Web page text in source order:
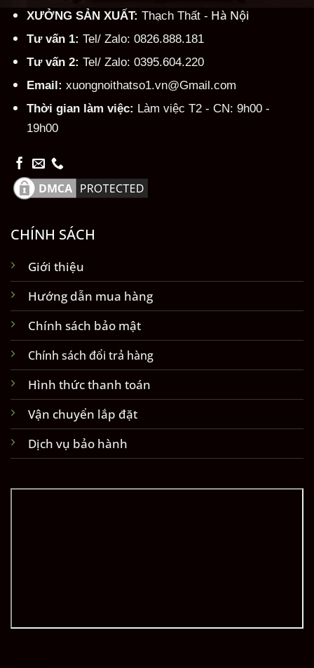
XƯỞNG SẢN XUẤT: Thạch Thất - Hà Nội
Tư vấn 1: Tel/ Zalo: 0826.888.181
Tư vấn 2: Tel/ Zalo: 0395.604.220
Email: xuongnoithatso1.vn@Gmail.com
Thời gian làm việc: Làm việc T2 - CN: 9h00 -
19h00
CHÍNH SÁCH
Giới thiệu
Hướng dẫn mua hàng
Chính sách bảo mật
Chính sách đổi trả hàng
Hình thức thanh toán
Vận chuyển lắp đặt
Dịch vụ bảo hành